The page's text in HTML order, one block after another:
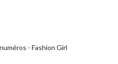
- Fashion Girl